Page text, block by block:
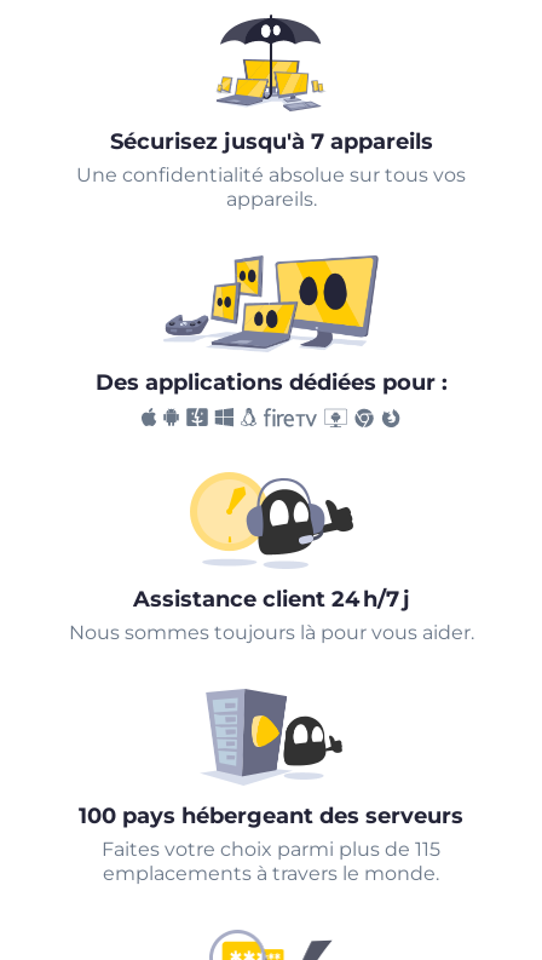
Sécurisez jusqu'à 7 appareils
Une confidentialité absolue sur tous vos
appareils.
Des applications dédiées pour :
Assistance client 24 h/7 j
Nous sommes toujours là pour vous aider.
100 pays hébergeant des serveurs
Faites votre choix parmi plus de 115
emplacements à travers le monde.